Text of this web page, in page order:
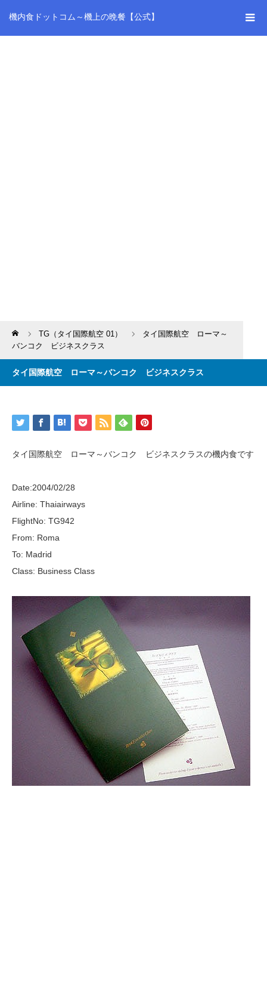
機内食ドットコム～機上の晩餐【公式】
Home TG（タイ国際航空 01）
タイ国際航空 ローマ～
バンコク ビジネスクラス
タイ国際航空 ローマ～バンコク ビジネスクラス
タイ国際航空 ローマ～バンコク ビジネスクラスの機内食です
Date:2004/02/28
Airline: Thaiairways
FlightNo: TG942
From: Roma
To: Madrid
Class: Business Class